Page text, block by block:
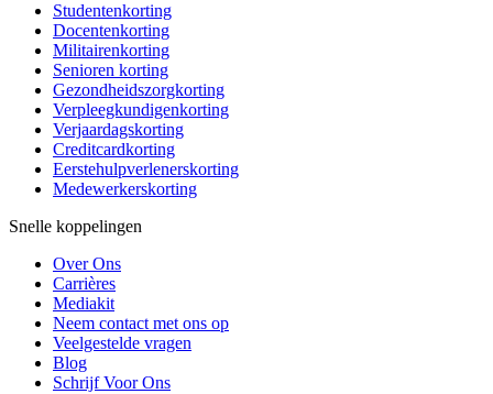
Studentenkorting
Docentenkorting
Militairenkorting
Senioren korting
Gezondheidszorgkorting
Verpleegkundigenkorting
Verjaardagskorting
Creditcardkorting
Eerstehulpverlenerskorting
Medewerkerskorting
Snelle koppelingen
Over Ons
Carrières
Mediakit
Neem contact met ons op
Veelgestelde vragen
Blog
Schrijf Voor Ons